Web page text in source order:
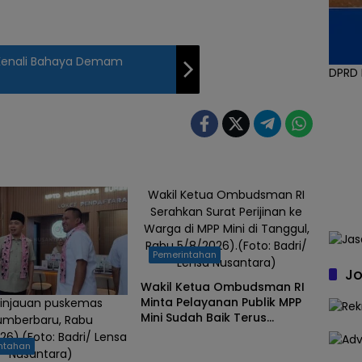
Bahaya Demam
puskemas
Rabu
Badri/ Lensa
Nusantara)
Wakil Ketua Ombudsman RI
Serahkan Surat Perijinan ke
Warga di MPP Mini di Tanggul,
Rabu 5/8/2026).(Foto: Badri/
Lensa Nusantara)
Pemerintahan
Wakil Ketua Ombudsman RI
Minta Pelayanan Publik MPP
Mini Sudah Baik Terus